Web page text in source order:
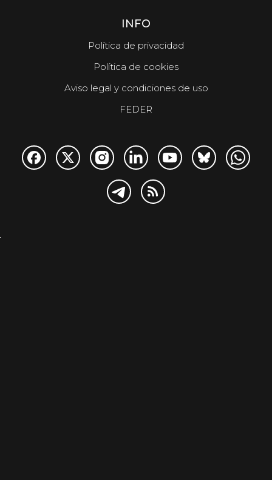
INFO
Política de privacidad
Política de cookies
Aviso legal y condiciones de uso
FEDER